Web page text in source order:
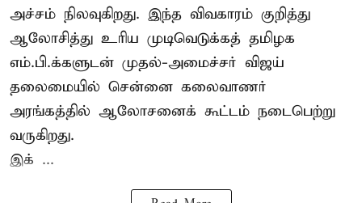
அச்சம் நிலவுகிறது. இந்த விவகாரம் குறித்து
ஆலோசித்து உரிய முடிவெடுக்கத் தமிழக
எம்.பி.க்களுடன் முதல்-அமைச்சர் விஜய்
தலைமையில் சென்னை கலைவாணர்
அரங்கத்தில் ஆலோசனைக் கூட்டம் நடைபெற்று
வருகிறது.
இக் ...